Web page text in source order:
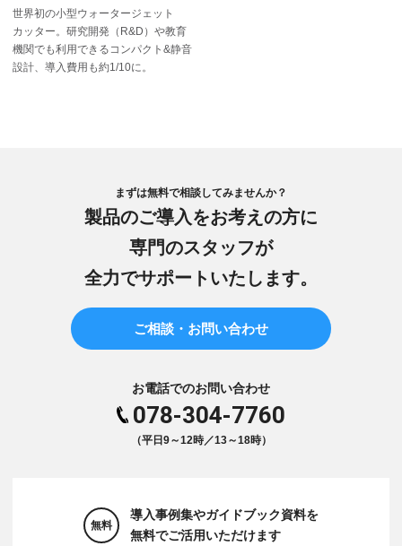
世界初の小型ウォータージェット
カッター。研究開発（R&D）や教育
機関でも利用できるコンパクト&静音
設計、導入費用も約1/10に。
まずは無料で相談してみませんか？
製品のご導入をお考えの方に
専門のスタッフが
全力でサポートいたします。
ご相談・お問い合わせ
お電話でのお問い合わせ
078-304-7760
（平日9～12時／13～18時）
無料
導入事例集やガイドブック資料を
無料でご活用いただけます